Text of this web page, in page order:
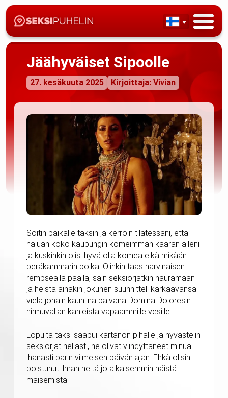
Jäähyväiset Sipoolle
27. kesäkuuta 2025 Kirjoittaja: Vivian
Soitin paikalle taksin ja kerroin tilatessani, että
haluan koko kaupungin komeimman kaaran alleni
ja kuskinkin olisi hyvä olla komea eikä mikään
peräkammarin poika. Olinkin taas harvinaisen
rempseällä päällä, sain seksiorjatkin nauramaan
ja heistä ainakin jokunen suunnitteli karkaavansa
vielä jonain kauniina päivänä Domina Doloresin
hirmuvallan kahleista vapaammille vesille.
Lopulta taksi saapui kartanon pihalle ja hyvästelin
seksiorjat hellästi, he olivat viihdyttäneet minua
ihanasti parin viimeisen päivän ajan. Ehkä olisin
poistunut ilman heitä jo aikaisemmin näistä
maisemista.